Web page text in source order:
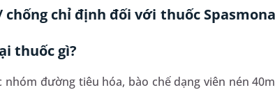
chống chỉ định đối với thuốc
thuốc gì?
nhóm đường tiêu hóa, bào chế dạng viên nén